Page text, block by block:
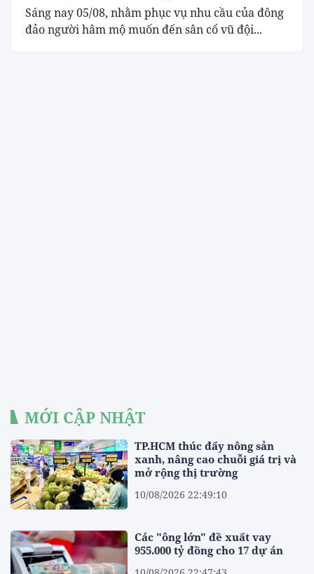
Sáng nay 05/08, nhằm phục vụ nhu cầu của đông
đảo người hâm mộ muốn đến sân cổ vũ đội...
MỚI CẬP NHẬT
TP.HCM thúc đẩy nông sản
xanh, nâng cao chuỗi giá trị và
mở rộng thị trường
10/08/2026 22:49:10
Các "ông lớn" đề xuất vay
955.000 tỷ đồng cho 17 dự án